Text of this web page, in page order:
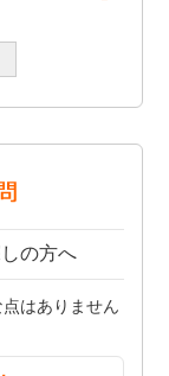
の方へ
はありません